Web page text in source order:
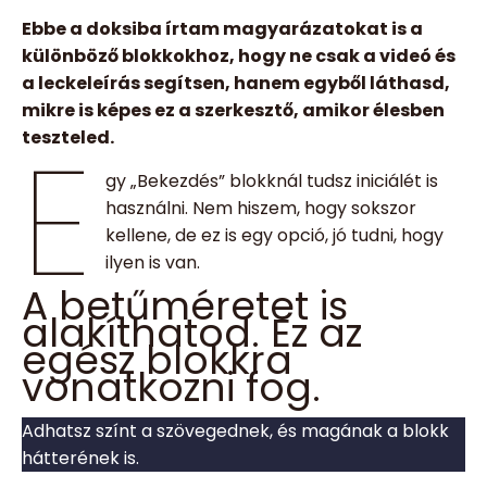
Ebbe a doksiba írtam magyarázatokat is a
különböző blokkokhoz, hogy ne csak a videó és
a leckeleírás segítsen, hanem egyből láthasd,
mikre is képes ez a szerkesztő, amikor élesben
teszteled.
E
gy „Bekezdés” blokknál tudsz iniciálét is
használni. Nem hiszem, hogy sokszor
kellene, de ez is egy opció, jó tudni, hogy
ilyen is van.
A betűméretet is
alakíthatod. Ez az
egész blokkra
vonatkozni fog.
Adhatsz színt a szövegednek, és magának a blokk
hátterének is.